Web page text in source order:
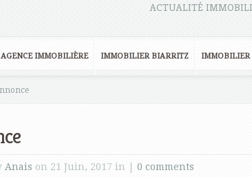
ACTUALITÉ
AGENCE IMMOBILIÈRE IMMOBILIER BIARRITZ IMMOBILIER
Anais on 21 Juin, 2017 in | 0 comments